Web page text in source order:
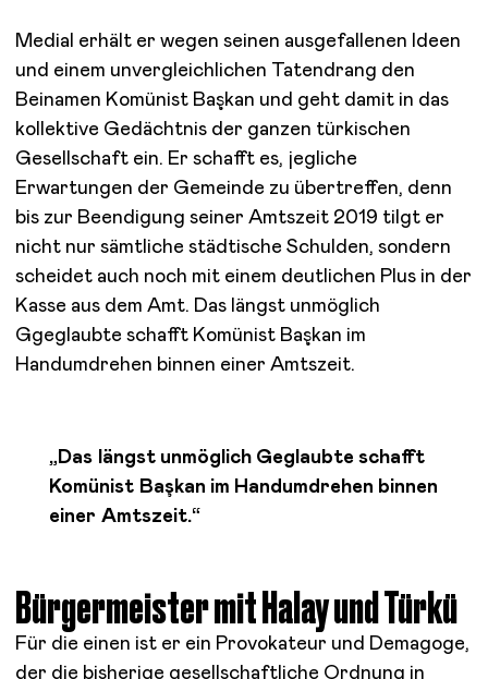
Medial erhält er wegen seinen ausgefallenen Ideen
und einem unvergleichlichen Tatendrang den
Beinamen Komünist Başkan und geht damit in das
kollektive Gedächtnis der ganzen türkischen
Gesellschaft ein. Er schafft es, jegliche
Erwartungen der Gemeinde zu übertreffen, denn
bis zur Beendigung seiner Amtszeit 2019 tilgt er
nicht nur sämtliche städtische Schulden, sondern
scheidet auch noch mit einem deutlichen Plus in der
Kasse aus dem Amt. Das längst unmöglich
Ggeglaubte schafft Komünist Başkan im
Handumdrehen binnen einer Amtszeit.
„Das längst unmöglich Geglaubte schafft
Komünist Başkan im Handumdrehen binnen
einer Amtszeit.“
Bürgermeister mit Halay und Türkü
Für die einen ist er ein Provokateur und Demagoge,
der die bisherige gesellschaftliche Ordnung in